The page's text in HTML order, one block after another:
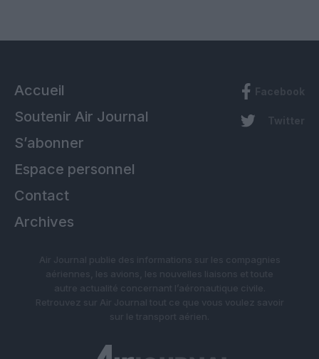
Accueil
Soutenir Air Journal
S’abonner
Espace personnel
Contact
Archives